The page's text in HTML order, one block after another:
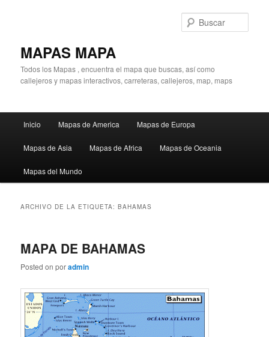
MAPAS MAPA
Todos los Mapas , encuentra el mapa que buscas, así como
callejeros y mapas interactivos, carreteras, callejeros, map, maps
principal
Inicio Mapas de America Mapas de Europa
Mapas de Asia Mapas de Africa Mapas de Oceania
Mapas del Mundo
ARCHIVO DE LA ETIQUETA:BAHAMAS
MAPA DE BAHAMAS
Posted onporadmin